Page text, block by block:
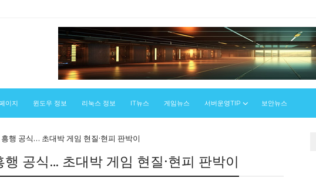
이지 윈도우 정보 리눅스 정보 IT뉴스 게임뉴스 서버운영TIP 보안뉴스
행 공식… 초대박 게임 현질·현피 판박이
공식… 초대박 게임 현질·현피 판박이